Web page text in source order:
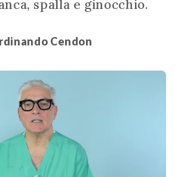
spalla e ginocchio.
Cendon